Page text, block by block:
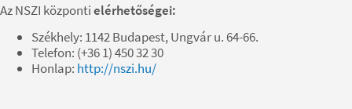
Az NSZI központielérhetőségei:
Székhely: 1142 Budapest, Ungvár u. 64-66.
Telefon: (+36 1) 450 32 30
Honlap: http://nszi.hu/